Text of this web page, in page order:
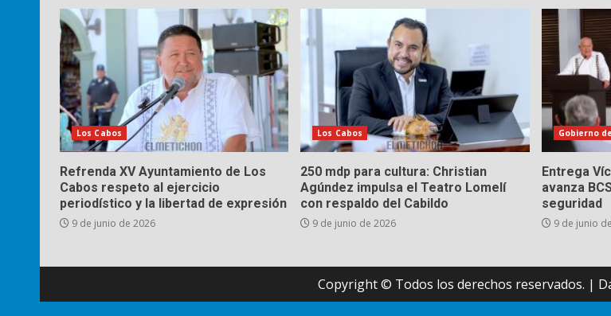
Los Cabos
Refrenda XV Ayuntamiento de Los
Cabos respeto al ejercicio
periodístico y la libertad de expresión
9 de junio de 2026
Los Cabos
250 mdp para cultura: Christian
Agúndez impulsa el Teatro Lomelí
con respaldo del Cabildo
9 de junio de 2026
Gobierno
Entrega
avanza
seguridad
9 de junio
Copyright © Todos los derechos reservados. |